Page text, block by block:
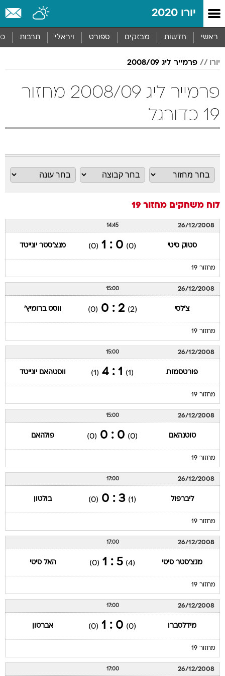
יורו 2020
ראשי חדשות מבזקים ספורט ויראלי תרבות
יורו פרמייר ליג 2008/09
פרמייר ליג 2008/09 מחזור
19 כדורגל
לוח משחקים מחזור 19
26/12/2008
14:45
סטוק סיטי (0)
0 : 1
(0) מנצ'סטר יונייטד
מחזור 19
26/12/2008
15:00
צ'לסי (2)
2 : 0
(0) ווסט ברומיץ'
מחזור 19
26/12/2008
15:00
פורטסמות (1)
1 : 4
(1) ווסטהאם יונייטד
מחזור 19
26/12/2008
15:00
טוטנהאם (0)
0 : 0
(0) פולהאם
מחזור 19
26/12/2008
17:00
ליברפול (1)
3 : 0
(0) בולטון
מחזור 19
26/12/2008
17:00
מנצ'סטר סיטי (4)
5 : 1
(0) האל סיטי
מחזור 19
26/12/2008
17:00
מידלסברו (0)
0 : 1
(0) אברטון
מחזור 19
26/12/2008
17:00